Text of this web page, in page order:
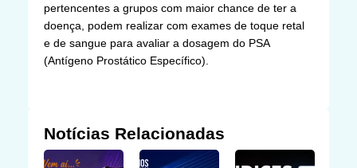
pertencentes a grupos com maior chance de ter a
doença, podem realizar com exames de toque retal
e de sangue para avaliar a dosagem do PSA
(Antígeno Prostático Específico).
Notícias Relacionadas